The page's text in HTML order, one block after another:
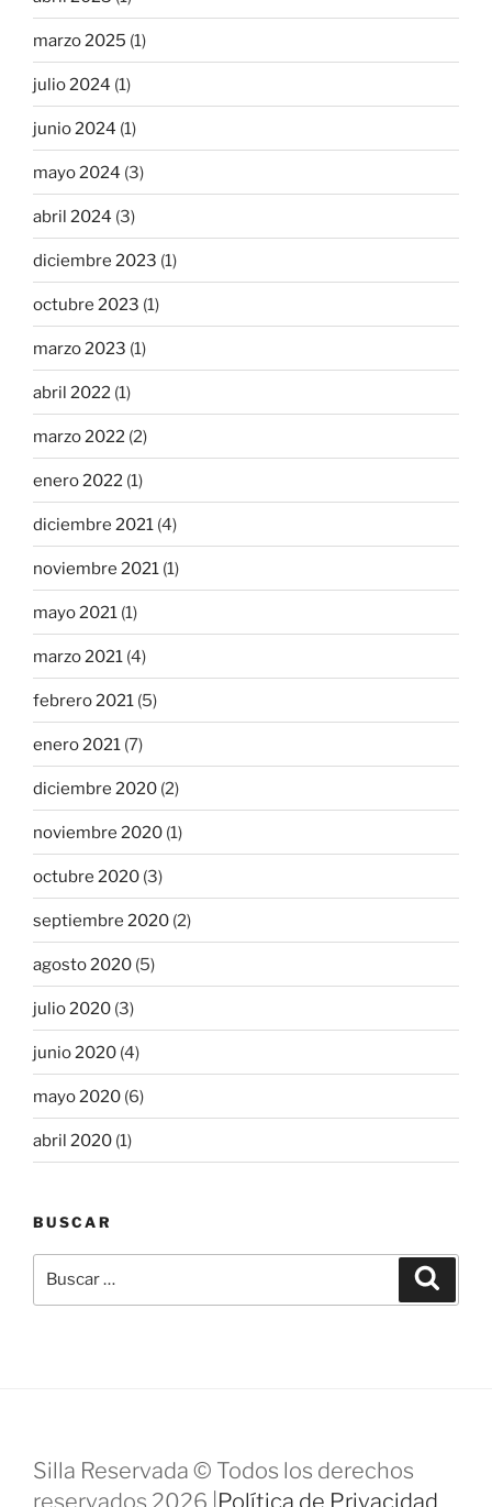
marzo 2025 (1)
julio 2024 (1)
junio 2024 (1)
mayo 2024 (3)
abril 2024 (3)
diciembre 2023 (1)
octubre 2023 (1)
marzo 2023 (1)
abril 2022 (1)
marzo 2022 (2)
enero 2022 (1)
diciembre 2021 (4)
noviembre 2021 (1)
mayo 2021 (1)
marzo 2021 (4)
febrero 2021 (5)
enero 2021 (7)
diciembre 2020 (2)
noviembre 2020 (1)
octubre 2020 (3)
septiembre 2020 (2)
agosto 2020 (5)
julio 2020 (3)
junio 2020 (4)
mayo 2020 (6)
abril 2020 (1)
BUSCAR
por:
Silla Reservada © Todos los derechos
reservados 2026 | Política de Privacidad